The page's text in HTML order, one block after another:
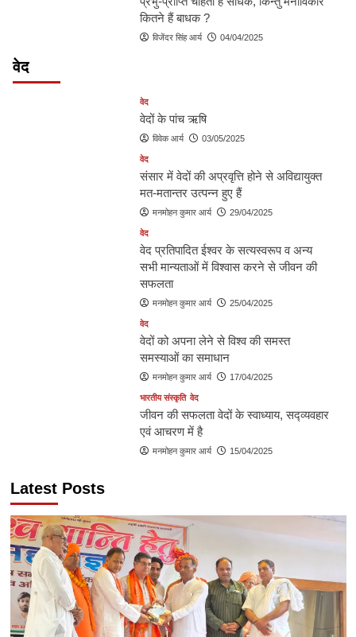
कितने हैं बाधक ?
विजेंदर सिंह आर्य 04/04/2025
वेद
वेद
वेदों के पांच ऋषि
विवेक आर्य 03/05/2025
वेद
संसार में वेदों की अप्रवृत्ति होने से अविद्यायुक्त
मत-मतान्तर उत्पन्न हुए हैं
मनमोहन कुमार आर्य 29/04/2025
वेद
वेद प्रतिपादित ईश्वर के सत्यस्वरूप व अन्य
सभी मान्यताओं में विश्वास करने से जीवन की
सफलता
मनमोहन कुमार आर्य 25/04/2025
वेद
वेदों को अपना लेने से विश्व की समस्त
समस्याओं का समाधान
मनमोहन कुमार आर्य 17/04/2025
भारतीय संस्कृति वेद
जीवन की सफलता वेदों के स्वाध्याय, सद्व्यवहार
एवं आचरण में है
मनमोहन कुमार आर्य 15/04/2025
Latest Posts